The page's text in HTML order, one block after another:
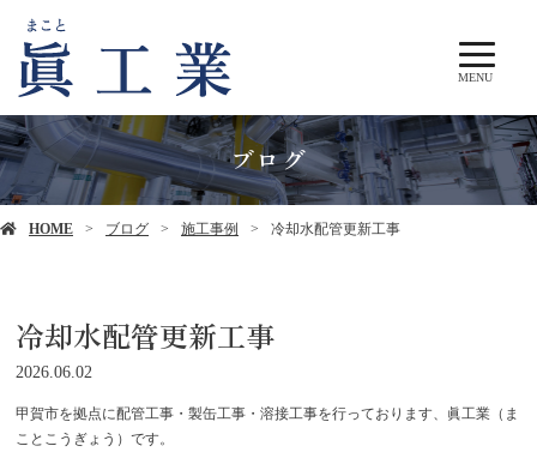
MENU
ブログ
HOME ブログ 施工事例 冷却水配管更新工事
冷却水配管更新工事
2026.06.02
甲賀市を拠点に配管工事・製缶工事・溶接工事を行っております、眞工業（ま
ことこうぎょう）です。